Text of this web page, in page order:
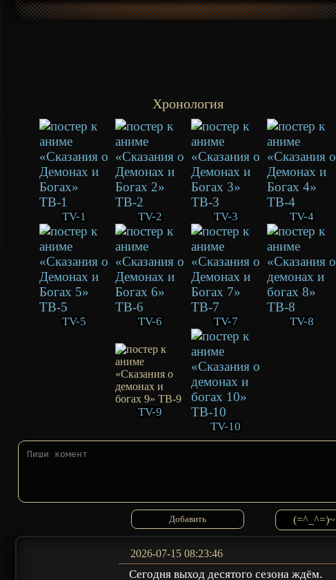
Хронология
TV-1 TV-2 TV-3 TV-4
TV-5 TV-6 TV-7 TV-8
TV-9
TV-10
(=^_^=)~
2026-07-15 08:23:46
Сегодня выход десятого сезона ждём.